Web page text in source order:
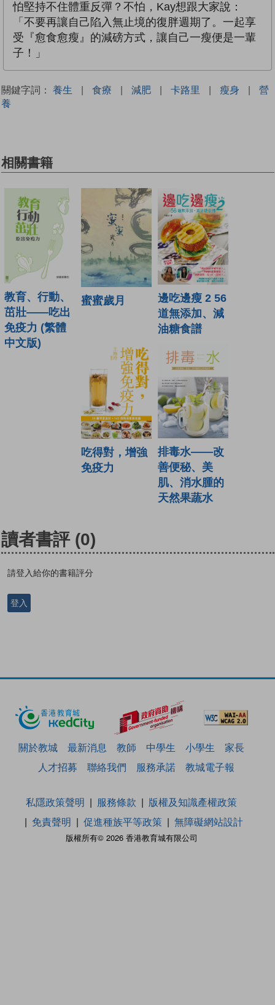
怕堅持不住體重反彈？不怕，Kay想跟大家說：
「不要再讓自己陷入無止境的復胖週期了。一起享
受『愈食愈瘦』的減磅方式，讓自己一瘦便是一輩
子！」
關鍵字詞： 養生 | 食療 | 減肥 | 卡路里 | 瘦身 |
營
養
相關書籍
教育、行動、
茁壯——吃出
免疫力 (繁體
中文版)
蜜蜜歲月
邊吃邊瘦 2 56
道無添加、減
油糖食譜
吃得對，增強
免疫力
排毒水——改
善便秘、美
肌、消水腫的
天然果蔬水
讀者書評 (0)
請登入給你的書籍評分
登入
關於教城 最新消息 教師 中學生 小學生
家長
人才招募
聯絡我們 服務承諾 教城電子報
版權所有© 2026 香港教育城有限公司
私隱政策聲明 服務條款
版權及知識產權政策
免責聲明
促進種族平等政策 無障礙網站設計